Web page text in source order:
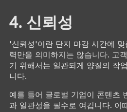
4. 신뢰성
'신뢰성'이란 단지 마감 시간에
력만을 의미하지는 않습니다. 고
기 위해서는 일관되게 양질의 작
니다.
예를 들어 글로벌 기업이 콘텐츠
과 일관성을 필수로 여깁니다. 이